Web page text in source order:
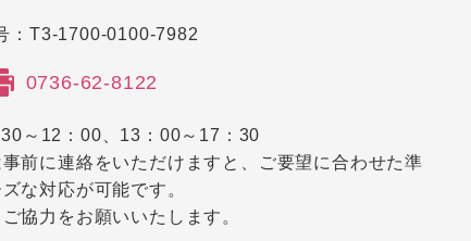
：T3-1700-0100-7982
0736-62-8122
～12：00、13：00～17：30
前に連絡をいただけますと、ご要望に合わせた準
な対応が可能です。
協力をお願いいたします。